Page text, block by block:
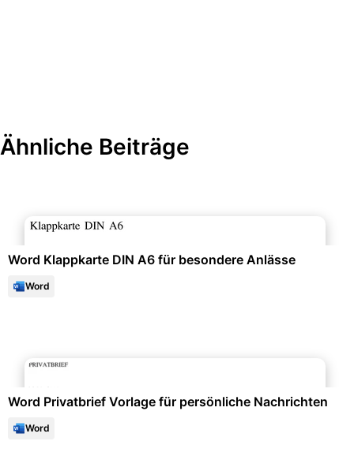
Ähnliche Beiträge
Word Klappkarte DIN A6 für besondere Anlässe
Word
Word Privatbrief Vorlage für persönliche Nachrichten
Word